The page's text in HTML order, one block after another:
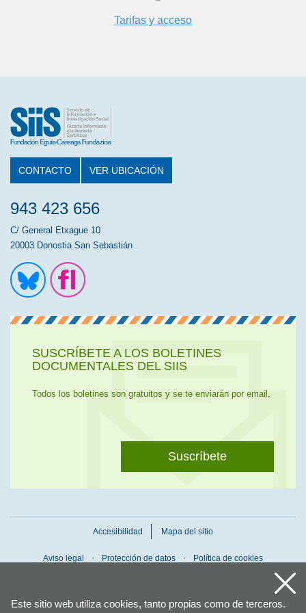
Este sitio web utiliza cookies, tanto propias como de terceros.
Tarifas y acceso
CONTACTO VER UBICACIÓN
943 423 656
C/ General Etxague 10
20003 Donostia San Sebastián
SUSCRÍBETE A LOS BOLETINES
DOCUMENTALES DEL SIIS
Todos los boletines son gratuitos y se te enviarán por email.
Suscríbete
Accesibilidad Mapa del sitio
Aviso legal Protección de datos Política de cookies